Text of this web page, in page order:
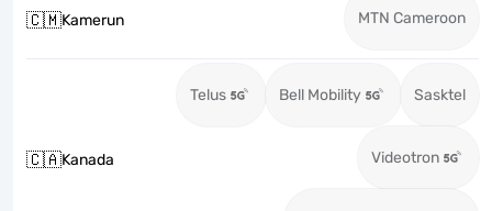
🇨🇲Kamerun MTN Cameroon
🇨🇦Kanada
Telus Bell Mobility Sasktel
Videotron